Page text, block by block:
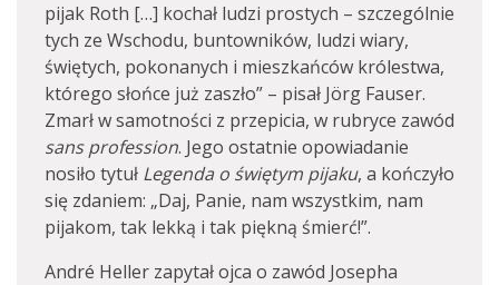
pijak Roth […] kochał ludzi prostych – szczególnie
tych ze Wschodu, buntowników, ludzi wiary,
świętych, pokonanych i mieszkańców królestwa,
którego słońce już zaszło” – pisał Jörg Fauser.
Zmarł w samotności z przepicia, w rubryce zawód
sans profession. Jego ostatnie opowiadanie
nosiło tytuł Legenda o świętym pijaku, a kończyło
się zdaniem: „Daj, Panie, nam wszystkim, nam
pijakom, tak lekką i tak piękną śmierć!”.
André Heller zapytał ojca o zawód Josepha